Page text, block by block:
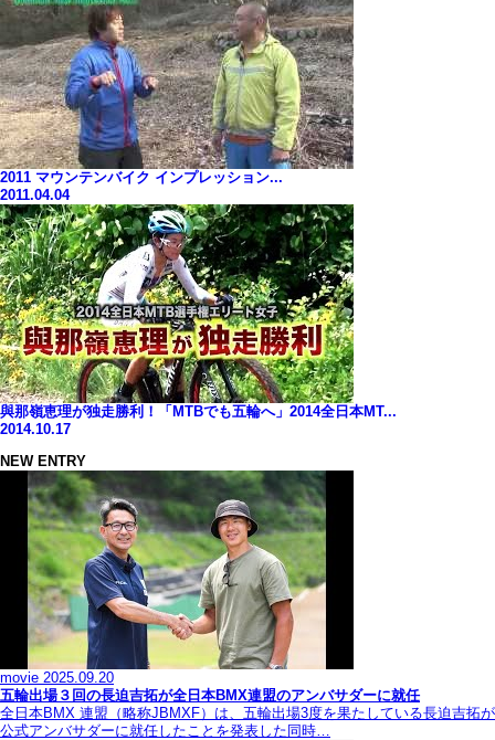
2011 マウンテンバイク インプレッション...
2011.04.04
與那嶺恵理が独走勝利！「MTBでも五輪へ」2014全日本MT...
2014.10.17
NEW ENTRY
movie 2025.09.20
五輪出場３回の長迫吉拓が全日本BMX連盟のアンバサダーに就任
全日本BMX 連盟（略称JBMXF）は、五輪出場3度を果たしている長迫吉拓が
公式アンバサダーに就任したことを発表した同時…